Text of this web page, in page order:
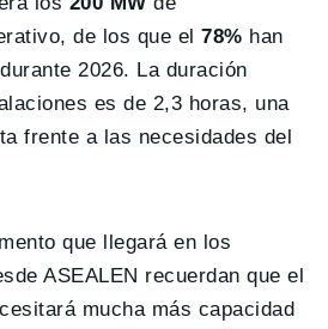
de los que el78% han
2026. La duración
es de 2,3 horas, una
frente a las necesidades del
que llegará en los
ASEALEN recuerdan que el
mucha más capacidad